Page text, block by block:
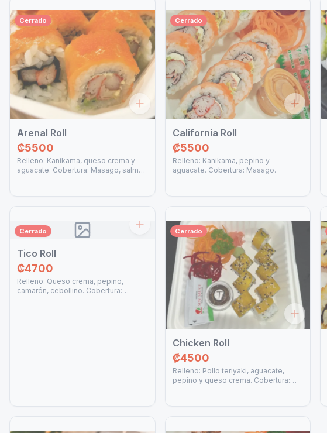
Cerrado
Arenal Roll
₡5500
Relleno: Kanikama, queso crema y
aguacate. Cobertura: Masago, salmón
Cerrado
California Roll
₡5500
Relleno: Kanikama, pepino y
aguacate. Cobertura: Masago.
Cerrado
Tico Roll
₡4700
Relleno: Queso crema, pepino,
camarón, cebollino. Cobertura:
Cerrado
Chicken Roll
₡4500
Relleno: Pollo teriyaki, aguacate,
pepino y queso crema. Cobertura: